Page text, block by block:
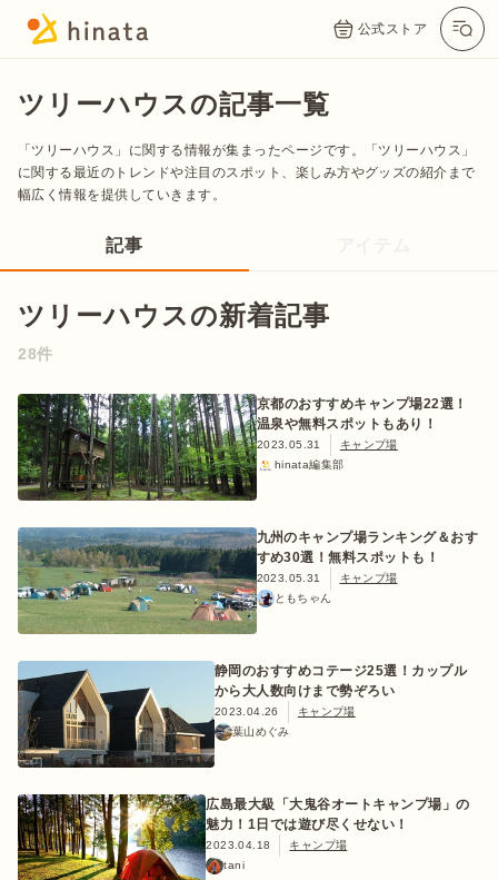
公式ストア
ツリーハウスの記事一覧
「ツリーハウス」に関する情報が集まったページです。「ツリーハウス」
に関する最近のトレンドや注目のスポット、楽しみ方やグッズの紹介まで
幅広く情報を提供していきます。
記事
ツリーハウスの新着記事
28件
京都のおすすめキャンプ場22選！
温泉や無料スポットもあり！
2023.05.31
キャンプ場
hinata編集部
九州のキャンプ場ランキング＆おす
すめ30選！無料スポットも！
2023.05.31
キャンプ場
ともちゃん
静岡のおすすめコテージ25選！カップル
から大人数向けまで勢ぞろい
2023.04.26
キャンプ場
葉山めぐみ
広島最大級「大鬼谷オートキャンプ場」の
魅力！1日では遊び尽くせない！
2023.04.18
キャンプ場
tani
公式App Twitter Instagram
公式オンラインストア
おすすめ特集
キャンプ用品
キャンプ場
料理